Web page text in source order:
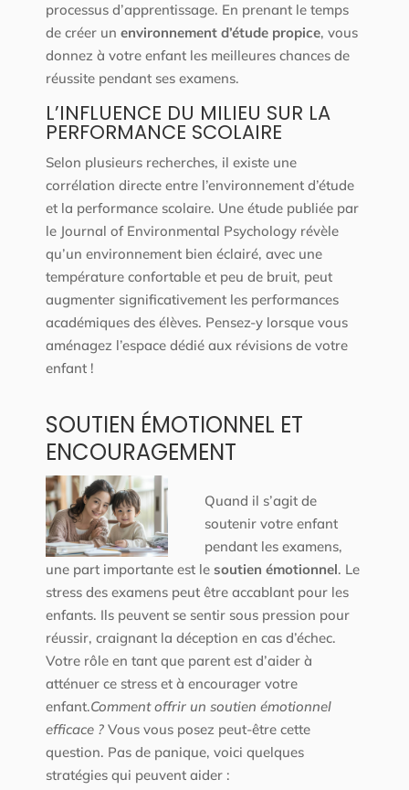
processus d’apprentissage. En prenant le temps
de créer un environnement d’étude propice, vous
donnez à votre enfant les meilleures chances de
réussite pendant ses examens.
L’INFLUENCE DU MILIEU SUR LA
PERFORMANCE SCOLAIRE
Selon plusieurs recherches, il existe une
corrélation directe entre l’environnement d’étude
et la performance scolaire. Une étude publiée par
le Journal of Environmental Psychology révèle
qu’un environnement bien éclairé, avec une
température confortable et peu de bruit, peut
augmenter significativement les performances
académiques des élèves. Pensez-y lorsque vous
aménagez l’espace dédié aux révisions de votre
enfant !
SOUTIEN ÉMOTIONNEL ET
ENCOURAGEMENT
Quand il s’agit de
soutenir votre enfant
pendant les examens,
une part importante est le soutien émotionnel. Le
stress des examens peut être accablant pour les
enfants. Ils peuvent se sentir sous pression pour
réussir, craignant la déception en cas d’échec.
Votre rôle en tant que parent est d’aider à
atténuer ce stress et à encourager votre
enfant.Comment offrir un soutien émotionnel
efficace ? Vous vous posez peut-être cette
question. Pas de panique, voici quelques
stratégies qui peuvent aider :